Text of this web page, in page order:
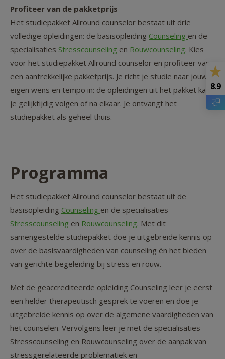
Profiteer van de pakketprijs
Het studiepakket Allround counselor bestaat uit drie
volledige opleidingen: de basisopleiding Counseling en de
specialisaties Stresscounseling en Rouwcounseling. Kies
voor het studiepakket Allround counselor en profiteer van
een aantrekkelijke pakketprijs. Je richt je studie naar jouw
eigen wens en tempo in: de opleidingen uit het pakket kan
je gelijktijdig volgen of na elkaar. Je ontvangt het
studiepakket als geheel thuis.
Programma
Het studiepakket Allround counselor bestaat uit de
basisopleiding Counseling en de specialisaties
Stresscounseling en Rouwcounseling. Met dit
samengestelde studiepakket doe je uitgebreide kennis op
over de basisvaardigheden van counseling én het bieden
van gerichte begeleiding bij stress en rouw.
Met de geaccrediteerde opleiding Counseling leer je eerst
een helder therapeutisch gesprek te voeren en doe je
uitgebreide kennis op over de algemene vaardigheden van
het counselen. Vervolgens leer je met de specialisaties
Stresscounseling en Rouwcounseling over de aanpak van
stressgerelateerde problematiek en
8.9